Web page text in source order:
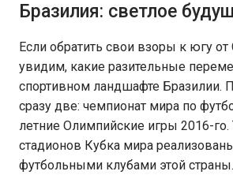
Бразилия: светлое
Если обратить свои взоры к югу
увидим, какие разительные
спортивном ландшафте Бразилии.
сразу две: чемпионат мира по
летние Олимпийские игры 2016-го.
стадионов Кубка мира
футбольными клубами этой